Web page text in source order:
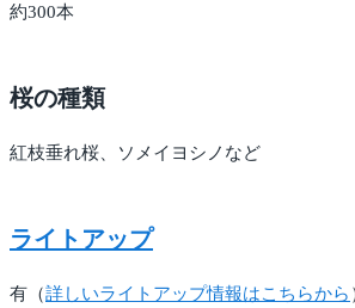
約300本
桜の種類
紅枝垂れ桜、ソメイヨシノなど
ライトアップ
有（詳しいライトアップ情報はこちらから